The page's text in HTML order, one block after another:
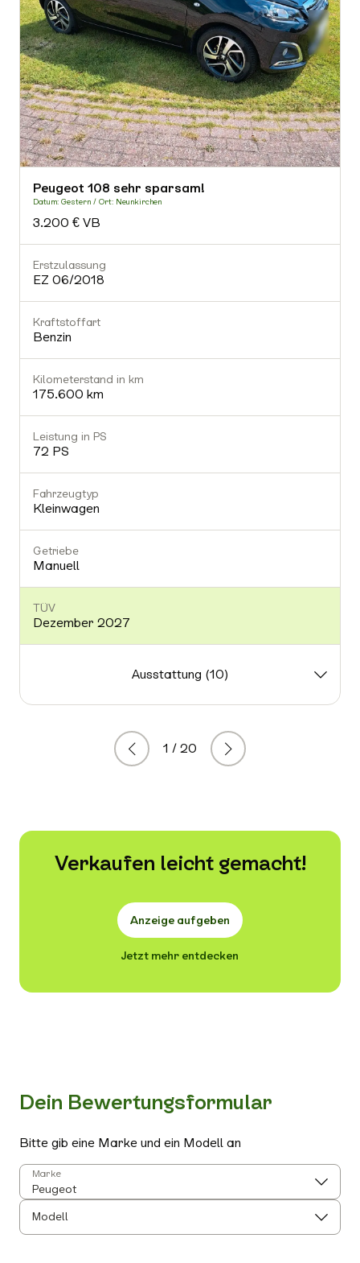
Erstzulassung
-
Kraftstoffart
-
Kilometerstand in km
-
-
Peugeot 108 sehr sparsam!
Datum: Gestern / Ort: Neunkirchen
3.200 € VB
Erstzulassung
EZ 06/2018
Kraftstoffart
Benzin
Kilometerstand in km
175.600 km
Leistung in PS
72 PS
Fahrzeugtyp
Kleinwagen
Getriebe
Manuell
TÜV
Dezember 2027
Ausstattung (10)
Zurück
1 / 20 Weiter
Verkaufen leicht gemacht!
Anzeige aufgeben
Jetzt mehr entdecken
Dein Bewertungsformular
Bitte gib eine Marke und ein Modell an
Marke
Modell